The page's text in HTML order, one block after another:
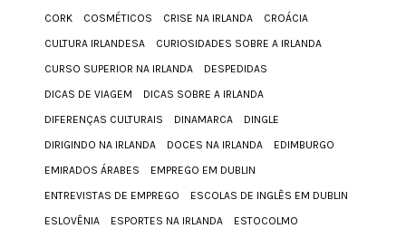
CORK
COSMÉTICOS CRISE NA IRLANDA
CROÁCIA
CULTURA IRLANDESA
CURIOSIDADES SOBRE A IRLANDA
CURSO SUPERIOR NA IRLANDA
DESPEDIDAS
DICAS DE VIAGEM
DICAS SOBRE A IRLANDA
DIFERENÇAS CULTURAIS
DINAMARCA
DINGLE
DIRIGINDO NA IRLANDA
DOCES NA IRLANDA
EDIMBURGO
EMIRADOS ÁRABES
EMPREGO EM DUBLIN
ENTREVISTAS DE EMPREGO
ESCOLAS DE INGLÊS EM DUBLIN
ESLOVÊNIA
ESPORTES NA IRLANDA
ESTOCOLMO